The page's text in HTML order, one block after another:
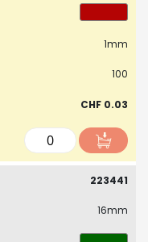
1mm
100
CHF 0.03
223441
16mm